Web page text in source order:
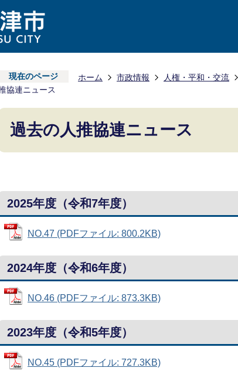
現在のページ ホーム 市政情報 人権・平和・交流
協連ニュース
過去の人推協連ニュース
2025年度（令和7年度）
NO.47 (PDFファイル: 800.2KB)
2024年度（令和6年度）
NO.46 (PDFファイル: 873.3KB)
2023年度（令和5年度）
NO.45 (PDFファイル: 727.3KB)